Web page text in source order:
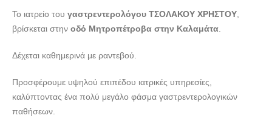
Το ιατρείο του γαστρεντερολόγου ΤΣΟΛΑΚΟΥ ΧΡΗΣΤΟΥ
βρίσκεται στην οδό Μητροπέτροβα στην Καλαμάτα
Δέχεται καθημερινά με ραντεβού.
Προσφέρουμε υψηλού επιπέδου ιατρικές υπηρεσίες,
καλύπτοντας ένα πολύ μεγάλο φάσμα γαστρεντερολογικών
παθήσεων.